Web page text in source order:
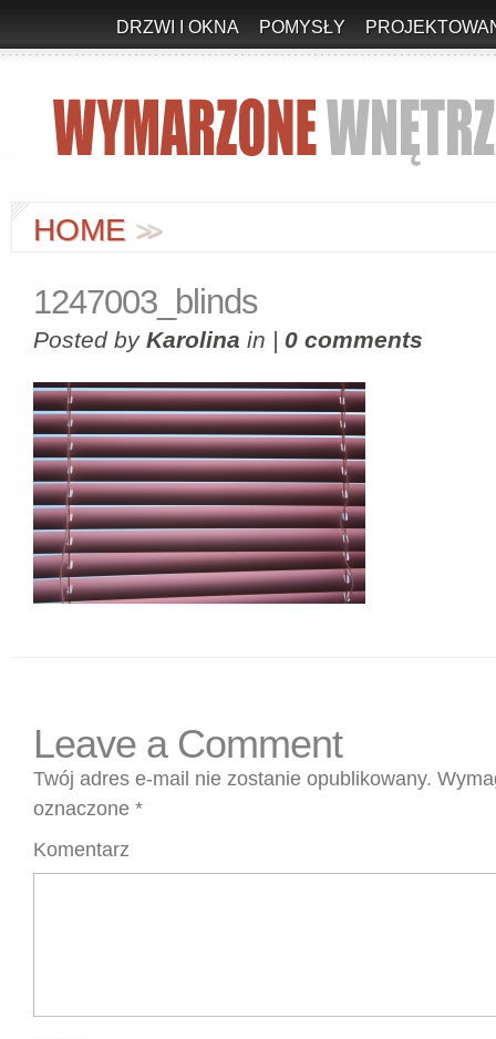
DRZWI I OKNA POMYSŁY
HOME >>
1247003_blinds
Posted by Karolina in | 0 comments
Leave a Comment
Twój adres e-mail nie zostanie opublikowany.
oznaczone *
Komentarz